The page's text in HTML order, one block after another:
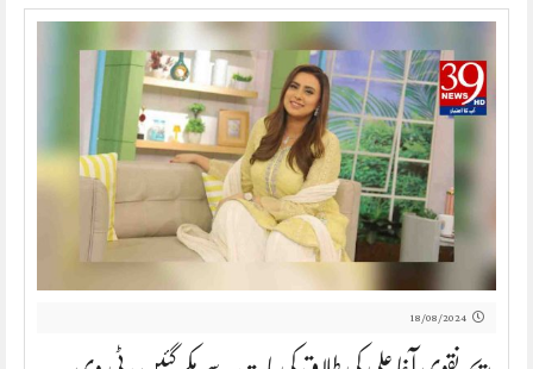
18/08/2024